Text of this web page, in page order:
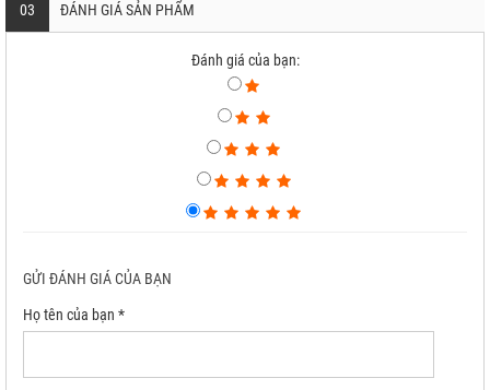
03 ĐÁNH GIÁ SẢN PHẨM
Đánh giá của bạn:
GỬI ĐÁNH GIÁ CỦA BẠN
Họ tên của bạn *